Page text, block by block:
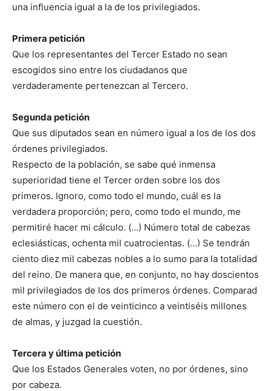
una influencia igual a la de los privilegiados.
Primera petición
Que los representantes del Tercer Estado no sean
escogidos sino entre los ciudadanos que
verdaderamente pertenezcan al Tercero.
Segunda petición
Que sus diputados sean en número igual a los de los dos
órdenes privilegiados.
Respecto de la población, se sabe qué inmensa
superioridad tiene el Tercer orden sobre los dos
primeros. Ignoro, como todo el mundo, cuál es la
verdadera proporción; pero, como todo el mundo, me
permitiré hacer mi cálculo. (…) Número total de cabezas
eclesiásticas, ochenta mil cuatrocientas. (…) Se tendrán
ciento diez mil cabezas nobles a lo sumo para la totalidad
del reino. De manera que, en conjunto, no hay doscientos
mil privilegiados de los dos primeros órdenes. Comparad
este número con el de veinticinco a veintiséis millones
de almas, y juzgad la cuestión.
Tercera y última petición
Que los Estados Generales voten, no por órdenes, sino
por cabeza.